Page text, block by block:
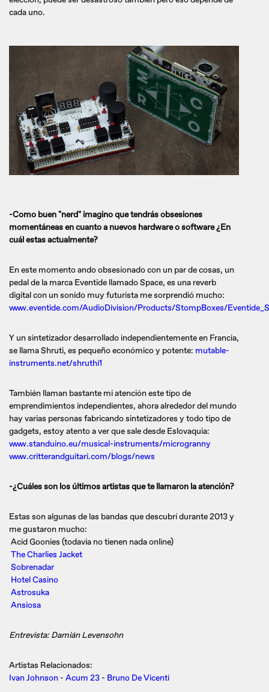
cada uno.
-Como buen "nerd" imagino que tendrás obsesiones
momentáneas en cuanto a nuevos hardware o software ¿En
cuál estas actualmente?
En este momento ando obsesionado con un par de cosas, un
pedal de la marca Eventide llamado Space, es una reverb
digital con un sonido muy futurista me sorprendió mucho:
www.eventide.com/AudioDivision/Products/StompBoxes/
Y un sintetizador desarrollado independientemente en Francia,
se llama Shruti, es pequeño económico y potente: mutable-
instruments.net/shruthi1
También llaman bastante mi atención este tipo de
emprendimientos independientes, ahora alrededor del mundo
hay varias personas fabricando sintetizadores y todo tipo de
gadgets, estoy atento a ver que sale desde Eslovaquia:
www.standuino.eu/musical-instruments/microgranny
www.critterandguitari.com/blogs/news
-¿Cuáles son los últimos artistas que te llamaron la atención?
Estas son algunas de las bandas que descubrí durante 2013 y
me gustaron mucho:
Acid Goonies (todavia no tienen nada online)
The Charlies Jacket
Sobrenadar
Hotel Casino
Astrosuka
Ansiosa
Entrevista: Damián Levensohn
Artistas Relacionados:
Ivan Johnson - Acum 23 - Bruno De Vicenti